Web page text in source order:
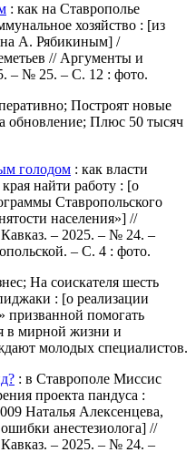
: как на Ставрополье
хозяйство : [из
А. Рябикиным] /
// Аргументы и
– № 25. – С. 12 : фото.
Построят новые
обновление; Плюс 50 тысяч
голодом : как власти
найти работу : [о
Ставропольского
населения»] //
– 2025. – № 24. –
– С. 4 : фото.
На соискателя шесть
: [о реализации
призванной помогать
в мирной жизни и
молодых специалистов.
: в Ставрополе Миссис
проекта пандуса :
Наталья Алексенцева,
анестезиолога] //
– 2025. – № 24. –